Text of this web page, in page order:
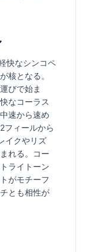
快なシンコペ
核となる。
びで始ま
なコーラス
速から速め
フィールから
イクやリズ
れる。コー
ライトーン
がモチーフ
とも相性が